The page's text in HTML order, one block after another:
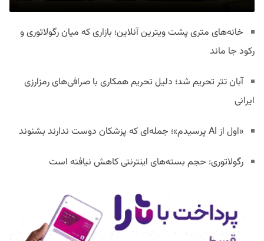
خانه‌های متری پشت ویترین آنلاین؛ بازاری که میان رگولاتوری و
رکود جا ماند
آبان تتر تحریم شد؛ دلیل تحریم همکاری با صرافی‌های رمزارزی
ایرانی
«اول از AI پرسیدم»؛ جمله‌ای که پزشکان دوست ندارند بشنوند
رگولاتوری: حجم بسته‌های اینترنتی کاهش نیافته است